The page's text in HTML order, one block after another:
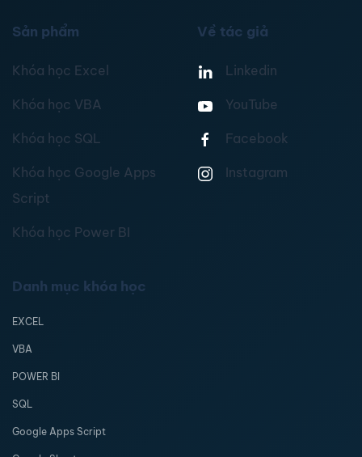
Sản phẩm
Khóa học Excel
Khóa học VBA
Khóa học SQL
Khóa học Google Apps
Script
Khóa học Power BI
Về tác giả
Linkedin
YouTube
Facebook
Instagram
Danh mục khóa học
EXCEL
VBA
POWER BI
SQL
Google Apps Script